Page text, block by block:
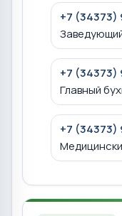
+7 (34373)
+7 (34373)
Главный
+7 (34373)